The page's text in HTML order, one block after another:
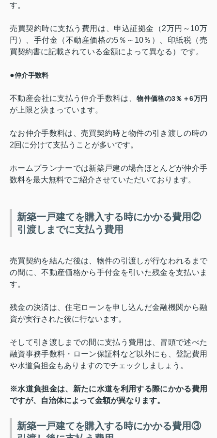
す。
売買契約時に支払う費用は、申込証拠金（2万円～ 10万
円）、手付金（不動産価格の5 ％～ 10％）、印紙税（売
買契約書に記載されている金額によって異なる）です。
●仲介手数料
不動産会社に支払う仲介手数料は、物件価格の3％＋6万円
が上限と決まっています。
なお仲介手数料は、売買契約時と物件の引き渡しの時の
2回に分けて支払うことが多いです。
ホームプランナーでは新築戸建の場合ほとんどが仲介手
数料を最大無料でご紹介させていただいております。
新築一戸建てを購入する時にかかる費用②
引渡しまでに支払う費用
売買契約を結んだ後は、物件の引渡しが行なわれるまで
の間に、不動産価格から手付金を引いた残金を支払いま
す。
残金の決済は、住宅ローンを申し込んだ金融機関から融
資が実行された後に行ないます。
そして引き渡しまでの間に支払う費用は、冒頭で述べた
融資事務手数料・ローン保証料など以外にも、登記費用
や水道負担金もありますのでチェックしましょう。
※水道負担金は、新たに水道を利用する際にかかる費用
ですが、自治体によって金額が異なります。
新築一戸建てを購入する時にかかる費用③